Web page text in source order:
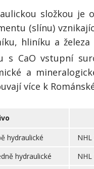
složkou je
(slínu)
hliníku a železa
s CaO vstupní
a
více k
hydraulické NHL
hydraulické
NHL